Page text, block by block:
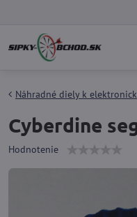
Náhradné diely k
Cyberdine
Hodnotenie